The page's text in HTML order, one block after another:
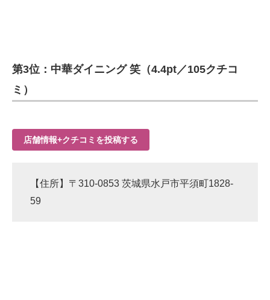
第3位：中華ダイニング 笑（4.4pt／105クチコ
ミ）
店舗情報+クチコミを投稿する
【住所】〒310-0853 茨城県水戸市平須町1828-
59